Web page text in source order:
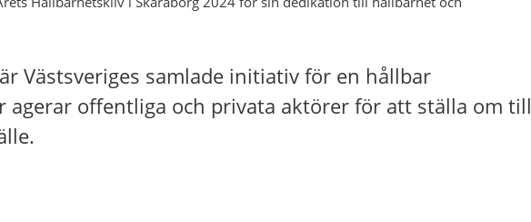
Västsveriges samlade initiativ för en hållbar
agerar offentliga och privata aktörer för att ställa om till